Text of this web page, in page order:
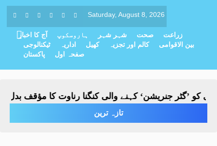
Saturday, August 8, 2026
آج کا اخبار ہاروسکوپ شہر شہر صحت
زراعت
ٹیکنالوجی
اداریہ کھیل کالم اور تجزیہ
بین الاقوامی
پاکستان
صفحہ اول
’گٹر جنریشن‘ کہنے والی کنگنا رناوت کا مؤقف بدل
تازہ ترین